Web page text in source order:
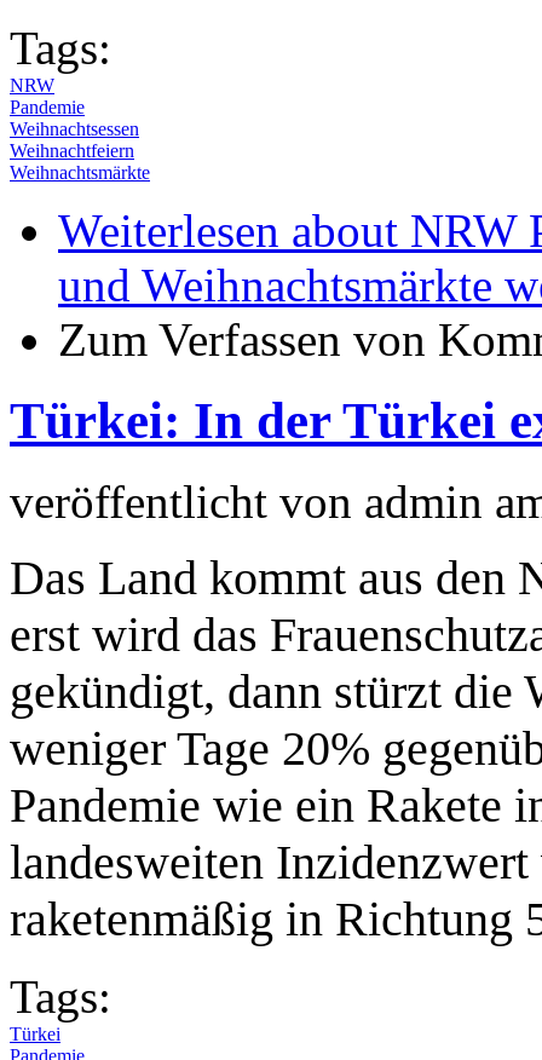
Tags:
NRW
Pandemie
Weihnachtsessen
Weihnachtfeiern
Weihnachtsmärkte
Weiterlesen about NRW
und Weihnachtsmärkte
Zum Verfassen von
Türkei: In der Türkei
veröffentlicht von admin
Das Land kommt aus den
erst wird das
gekündigt, dann stürzt die
weniger Tage 20%
Pandemie wie ein Rakete
landesweiten
raketenmäßig in Richtung
Tags:
Türkei
Pandemie